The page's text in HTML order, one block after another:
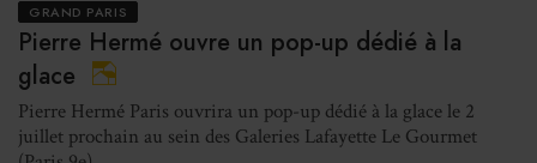
GRAND PARIS
Pierre Hermé ouvre un pop-up dédié à la
glace
Pierre Hermé Paris ouvrira un pop-up dédié à la glace le 2
juillet prochain au sein des Galeries Lafayette Le Gourmet